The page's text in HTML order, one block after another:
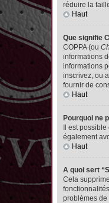
réduire la
Haut
Que signifie
COPPA (ou
informations
informations
inscrivez, ou
fournir de
Haut
Pourquoi ne
Il est
également
Haut
A quoi sert
Cela
problèmes